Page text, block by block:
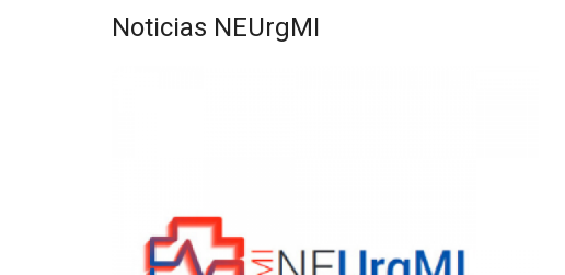
Noticias NEUrgMI